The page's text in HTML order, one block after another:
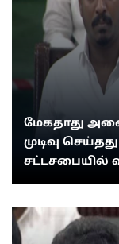
மேகதாது
முடிவு
சட்டசபையில்